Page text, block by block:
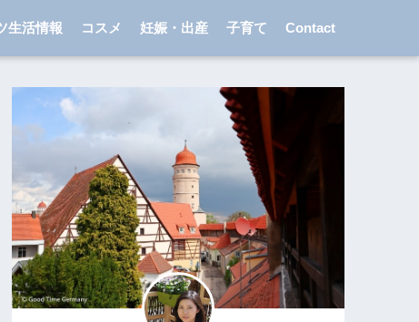
生活情報 コスメ 妊娠・出産 子育て Contact